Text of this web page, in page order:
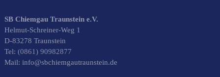
SB Chiemgau Traunstein e.V.
Helmut-Schreiner-Weg 1
D-83278 Traunstein
Tel: (0861) 90982877
Mail: info@sbchiemgautraunstein.de